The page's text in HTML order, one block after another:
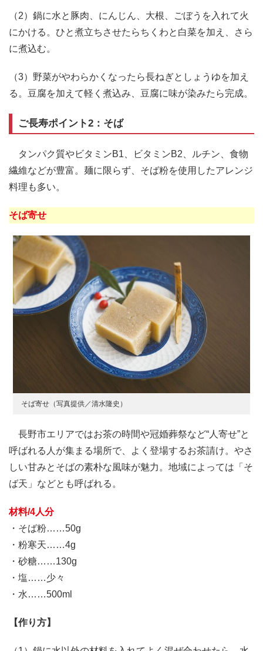
（2）鍋に水と豚肉、にんじん、大根、ごぼうを入れて火
にかける。ひと煮立ちさせたらちくわと白菜を加え、さら
に煮込む。
（3）野菜がやわらかくなったら長ねぎとしょうゆを加え
る。豆腐を加えて軽く煮込み、豆腐に味が染みたら完成。
ご長寿ポイント2：そば
タンパク質やビタミンB1、ビタミンB2、ルチン、食物
繊維などが豊富。麺に限らず、そば粉を使用したアレンジ
料理も多い。
そば寄せ
そば寄せ（写真提供／清水隆史）
長野市エリアではお茶の時間や冠婚葬祭など“人寄せ”と
呼ばれる人が集まる場所で、よく登場するお茶請け。やさ
しい甘みとそばの素朴な風味が魅力。地域によっては「そ
ば天」などとも呼ばれる。
材料/4人分
・そば粉……50g
・粉寒天……4g
・砂糖……130g
・塩……少々
・水……500ml
【作り方】